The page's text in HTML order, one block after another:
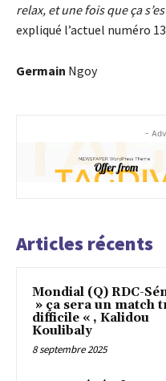
relax, et une fois que ça
expliqué l’actuel numéro
Germain Ngoy
-
Articles récents
Mondial (Q) RDC-
» ça sera un match
difficile « , Kalidou
Koulibaly
8 septembre 2025